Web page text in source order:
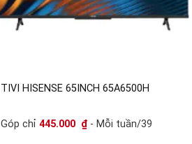
TIVI HISENSE 65INCH 65A6500H
Góp chỉ 445.000 ₫ - Mỗi tuần/39